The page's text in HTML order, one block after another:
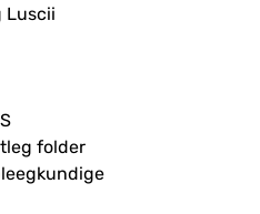
Luscii
folder